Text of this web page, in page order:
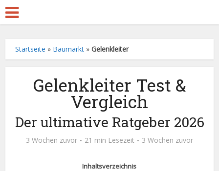
Startseite » Baumarkt »Gelenkleiter
Gelenkleiter Test &
Vergleich
Der ultimative Ratgeber 2026
3 Wochen zuvor 21 min Lesezeit 3 Wochen zuvor
Inhaltsverzeichnis